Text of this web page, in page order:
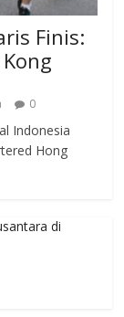
Finis:
0
Indonesia
Hong
di